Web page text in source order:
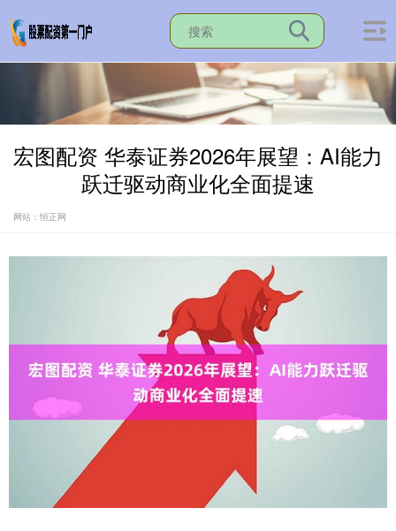
宏图配资 华泰证券2026年展望：AI能力
跃迁驱动商业化全面提速
网站：恒正网